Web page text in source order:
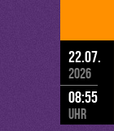
22.07.
2026
08:55
Uhr